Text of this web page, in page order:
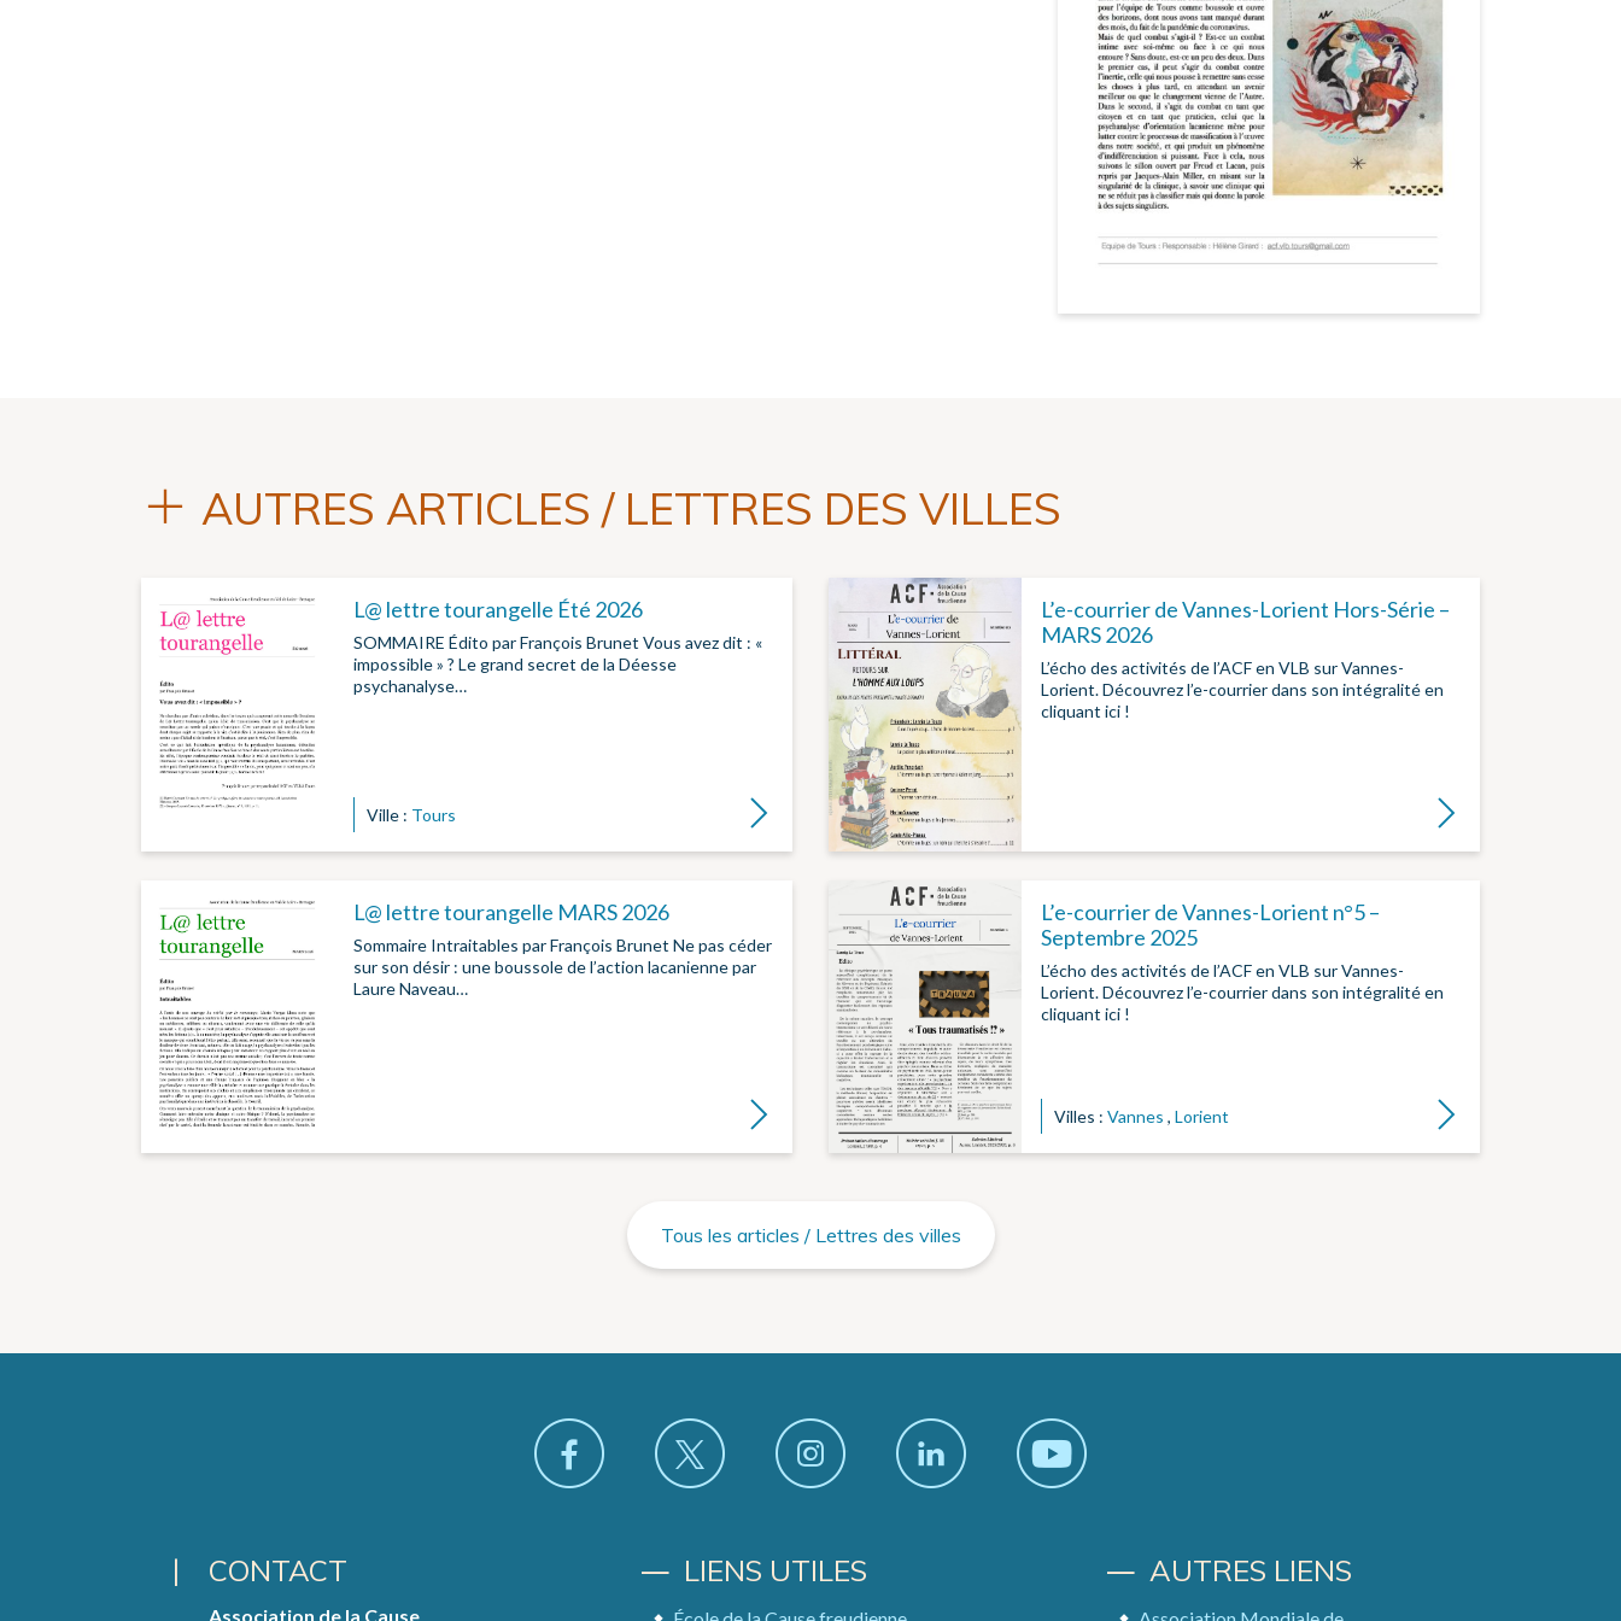
AUTRES ARTICLES / LETTRES DES VILLES
L@ lettre tourangelle Été 2026
SOMMAIRE Édito par François Brunet Vous avez dit : «
impossible » ? Le grand secret de la Déesse
psychanalyse…
Ville : Tours Lire la suite
L’e-courrier de Vannes-Lorient Hors-Série –
MARS 2026
L’écho des activités de l’ACF en VLB sur Vannes-
Lorient. Découvrez l’e-courrier dans son intégralité en
cliquant ici !
Lire la suite
L@ lettre tourangelle MARS 2026
Sommaire Intraitables par François Brunet Ne pas céder
sur son désir : une boussole de l’action lacanienne par
Laure Naveau…
Lire la suite
L’e-courrier de Vannes-Lorient n°5 –
Septembre 2025
L’écho des activités de l’ACF en VLB sur Vannes-
Lorient. Découvrez l’e-courrier dans son intégralité en
cliquant ici !
Villes : Vannes , Lorient Lire la suite
Tous les articles / Lettres des villes
CONTACT
Association de la Cause
LIENS UTILES AUTRES LIENS